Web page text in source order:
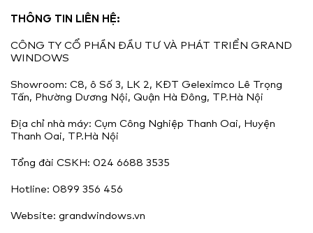
THÔNG TIN LIÊN HỆ:
CÔNG TY CỔ PHẦN ĐẦU TƯ VÀ PHÁT TRIỂN GRAND
WINDOWS
Showroom: C8, ô Số 3, LK 2, KĐT Geleximco Lê Trọng
Tấn, Phường Dương Nội, Quận Hà Đông, TP.Hà Nội
Địa chỉ nhà máy: Cụm Công Nghiệp Thanh Oai, Huyện
Thanh Oai, TP.Hà Nội
Tổng đài CSKH: 024 6688 3535
Hotline: 0899 356 456
Website: grandwindows.vn